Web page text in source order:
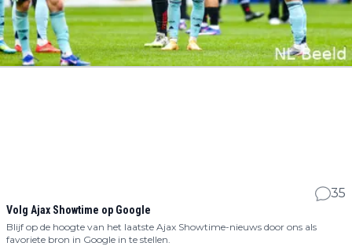
35
Volg Ajax Showtime op Google
Blijf op de hoogte van het laatste Ajax Showtime-nieuws door ons als
favoriete bron in Google in te stellen.